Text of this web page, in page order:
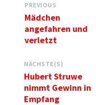
PREVIOUS
Mädchen
angefahren und
verletzt
NÄCHSTE(S)
Hubert Struwe
nimmt Gewinn in
Empfang